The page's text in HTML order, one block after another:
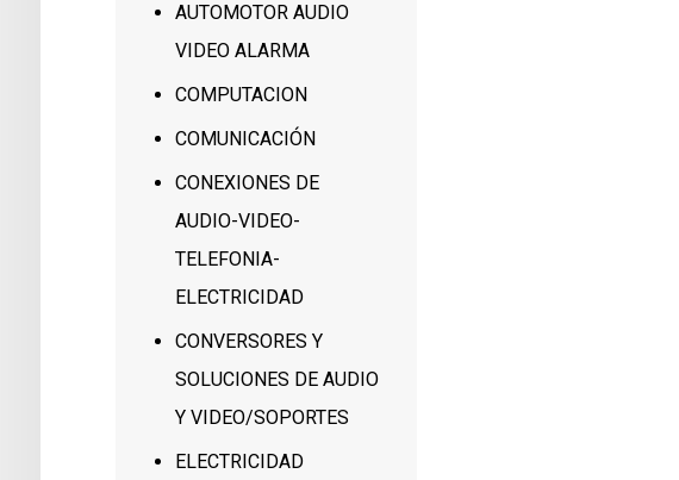
AUTOMOTOR AUDIO
VIDEO ALARMA
COMPUTACION
COMUNICACIÓN
CONEXIONES DE
AUDIO-VIDEO-
TELEFONIA-
ELECTRICIDAD
CONVERSORES Y
SOLUCIONES DE AUDIO
Y VIDEO/SOPORTES
ELECTRICIDAD